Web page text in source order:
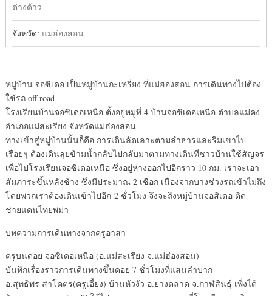
ต่างด้าว
จังหวัด: แม่ฮ่องสอน
หมู่บ้าน จอซิเดอ เป็นหมู่บ้านกะเหรี่ยง ที่แม่ฮองสอน การเดินทางไปต้อง
ใช้รถ off road
โรงเรียนบ้านจอซิเดอเหนือ ตั้งอยู่หมู่ที่ 4 บ้านจอซิเดอเหนือ ตำบลแม่คง
อำเภอแม่สะเรียง จังหวัดแม่ฮ่องสอน
ทางเข้าสู่หมู่บ้านนั้นก็คือ การเดินลัดเลาะตามลำธารและริมเขาไป
เรื่อยๆ ต้องเดินลุยข้ามน้ำกลับไปกลับมาตามทางเดินที่ชาวบ้านใช้สัญจร
เพื่อไปโรงเรียนจอซิเดอเหนือ ซึ่งอยู่ห่างออกไปอีกราว 10 กม. เราจะเอา
สัมภาระขึ้นหลังช้าง ซึ่งมีประมาณ 2 เชือก เนื่องจากบางช่วงรถเข้าไม่ถึง
โดยพวกเราต้องเดินเข้าไปอีก 2 ชั่วโมง จึงจะถึงหมู่บ้านจอสิเดอ ติด
ชายแดนไทยพม่า
บทความการเดินทางจากครูอาสา
ครูบนดอย จอซิเดอเหนือ (อ.แม่สะเรียง จ.แม่ฮ่องสอน)
บันทึกเรื่องราวการเดินทางขึ้นดอย 7 ชั่วโมงที่แสนลำบาก
อ.สุทธิพร สาโคตร(ครูเอี้ยง) บ้านหัวงัว อ.ยางตลาด จ.กาฬสินธุ์ เพิ่งได้